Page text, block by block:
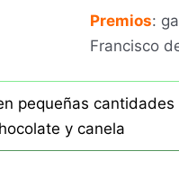
5
Premios:
Francisco
pequeñas cantidades
y canela